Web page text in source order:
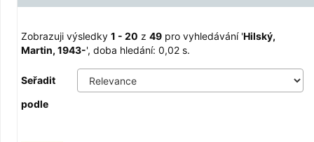
Zobrazuji výsledky 1 - 20 z 49 pro vyhledávání 'Hilský,
Martin, 1943-', doba hledání: 0,02 s.
Seřadit
podle